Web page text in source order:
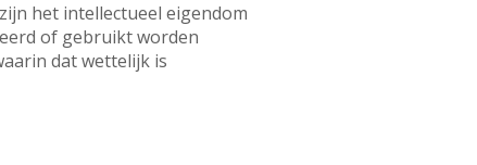
het intellectueel eigendom
of gebruikt worden
dat wettelijk is